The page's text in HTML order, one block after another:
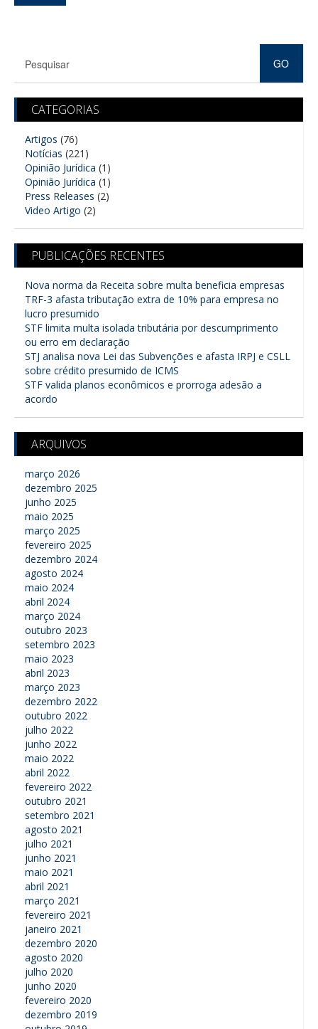
CATEGORIAS
Artigos (76)
Notícias (221)
Opinião Jurídica (1)
Opinião Jurídica (1)
Press Releases (2)
Video Artigo (2)
PUBLICAÇÕES RECENTES
Nova norma da Receita sobre multa beneficia empresas
TRF-3 afasta tributação extra de 10% para empresa no
lucro presumido
STF limita multa isolada tributária por descumprimento
ou erro em declaração
STJ analisa nova Lei das Subvenções e afasta IRPJ e CSLL
sobre crédito presumido de ICMS
STF valida planos econômicos e prorroga adesão a
acordo
ARQUIVOS
março 2026
dezembro 2025
junho 2025
maio 2025
março 2025
fevereiro 2025
dezembro 2024
agosto 2024
maio 2024
abril 2024
março 2024
outubro 2023
setembro 2023
maio 2023
abril 2023
março 2023
dezembro 2022
outubro 2022
julho 2022
junho 2022
maio 2022
abril 2022
fevereiro 2022
outubro 2021
setembro 2021
agosto 2021
julho 2021
junho 2021
maio 2021
abril 2021
março 2021
fevereiro 2021
janeiro 2021
dezembro 2020
agosto 2020
julho 2020
junho 2020
fevereiro 2020
dezembro 2019